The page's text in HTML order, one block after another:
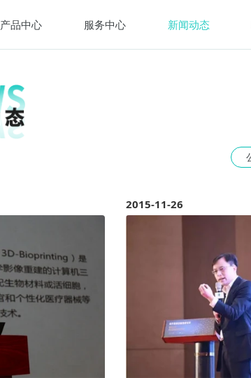
产品中心 服务中心 新闻动态
2015-11-26